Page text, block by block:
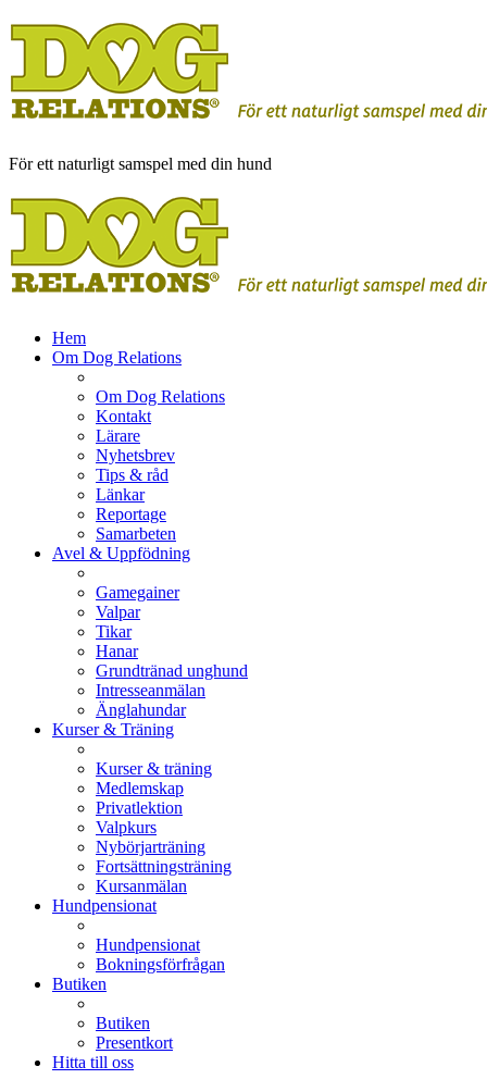
För ett naturligt samspel med din hund
Hem
Om Dog Relations
Om Dog Relations
Kontakt
Lärare
Nyhetsbrev
Tips & råd
Länkar
Reportage
Samarbeten
Avel & Uppfödning
Gamegainer
Valpar
Tikar
Hanar
Grundtränad unghund
Intresseanmälan
Änglahundar
Kurser & Träning
Kurser & träning
Medlemskap
Privatlektion
Valpkurs
Nybörjarträning
Fortsättningsträning
Kursanmälan
Hundpensionat
Hundpensionat
Bokningsförfrågan
Butiken
Butiken
Presentkort
Hitta till oss